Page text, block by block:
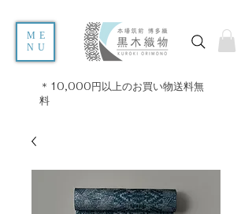
ME
NU
＊10,000円以上のお買い物送料無
料